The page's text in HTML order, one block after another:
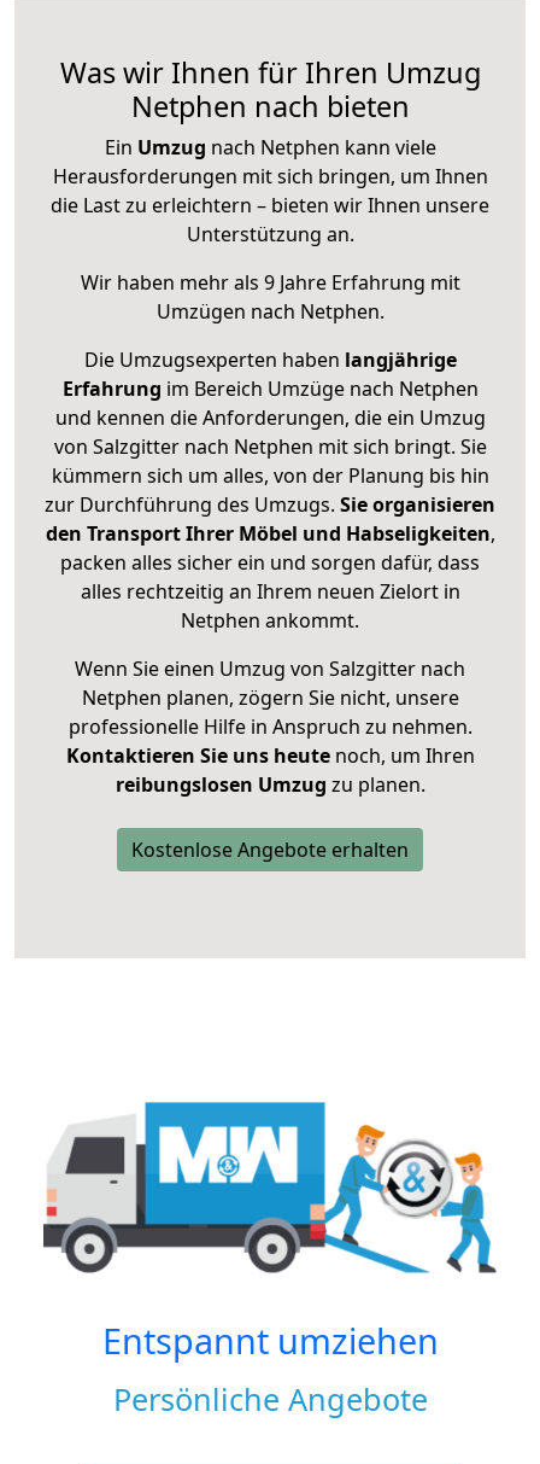
Was wir Ihnen für Ihren Umzug
Netphen nach bieten
Ein Umzug nach Netphen kann viele
Herausforderungen mit sich bringen, um Ihnen
die Last zu erleichtern – bieten wir Ihnen unsere
Unterstützung an.
Wir haben mehr als 9 Jahre Erfahrung mit
Umzügen nach Netphen.
Die Umzugsexperten haben langjährige
Erfahrung im Bereich Umzüge nach Netphen
und kennen die Anforderungen, die ein Umzug
von Salzgitter nach Netphen mit sich bringt. Sie
kümmern sich um alles, von der Planung bis hin
zur Durchführung des Umzugs. Sie organisieren
den Transport Ihrer Möbel und Habseligkeiten,
packen alles sicher ein und sorgen dafür, dass
alles rechtzeitig an Ihrem neuen Zielort in
Netphen ankommt.
Wenn Sie einen Umzug von Salzgitter nach
Netphen planen, zögern Sie nicht, unsere
professionelle Hilfe in Anspruch zu nehmen.
Kontaktieren Sie uns heutenoch, um Ihren
reibungslosen Umzug zu planen.
Kostenlose Angebote erhalten
Entspannt umziehen
Persönliche Angebote